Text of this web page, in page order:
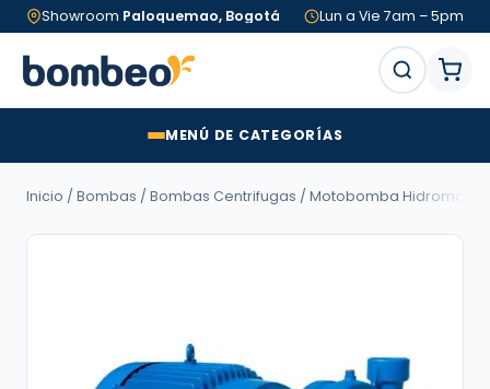
Showroom Paloquemao, Bogotá Lun a Vie 7am – 5pm
MENÚ DE CATEGORÍAS
Inicio / Bombas / Bombas Centrifugas / Motobomba Hidromac